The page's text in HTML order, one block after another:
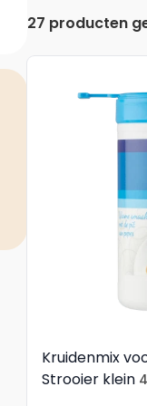
27 producten
Kruidenmix
Strooier klein